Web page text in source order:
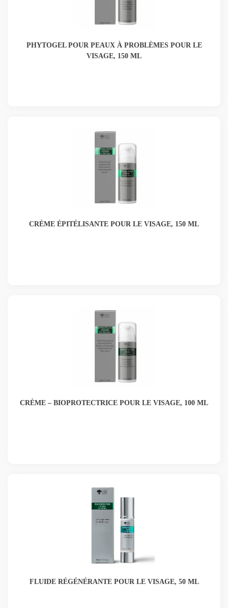
PHYTOGEL POUR PEAUX À PROBLÈMES POUR LE
VISAGE, 150 ML
CRÈME ÉPITÉLISANTE POUR LE VISAGE, 150 ML
CRÈME – BIOPROTECTRICE POUR LE VISAGE, 100 ML
FLUIDE RÉGÉNÉRANTE POUR LE VISAGE, 50 ML